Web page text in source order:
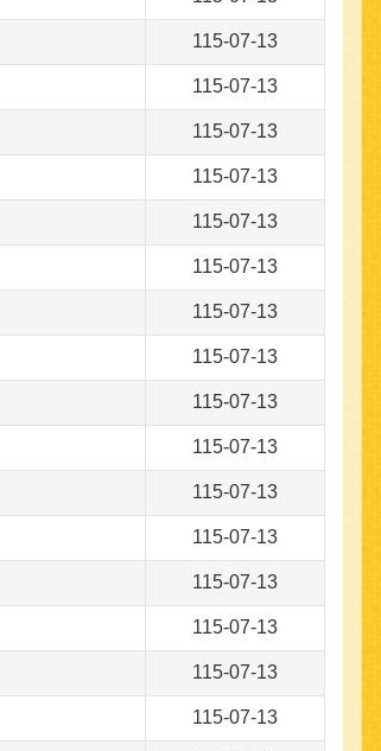
115-07-13
115-07-13
115-07-13
115-07-13
115-07-13
115-07-13
115-07-13
115-07-13
115-07-13
115-07-13
115-07-13
115-07-13
115-07-13
115-07-13
115-07-13
115-07-13